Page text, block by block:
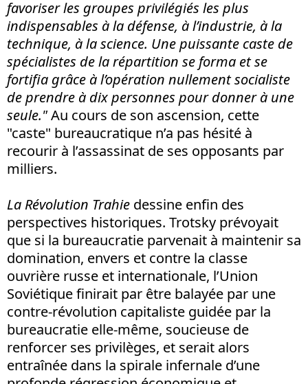
favoriser les groupes privilégiés les plus
indispensables à la défense, à l’industrie, à la
technique, à la science. Une puissante caste de
spécialistes de la répartition se forma et se
fortifia grâce à l’opération nullement socialiste
de prendre à dix personnes pour donner à une
seule."Au cours de son ascension, cette
"caste" bureaucratique n’a pas hésité à
recourir à l’assassinat de ses opposants par
milliers.
La Révolution Trahie dessine enfin des
perspectives historiques. Trotsky prévoyait
que si la bureaucratie parvenait à maintenir sa
domination, envers et contre la classe
ouvrière russe et internationale, l’Union
Soviétique finirait par être balayée par une
contre-révolution capitaliste guidée par la
bureaucratie elle-même, soucieuse de
renforcer ses privilèges, et serait alors
entraînée dans la spirale infernale d’une